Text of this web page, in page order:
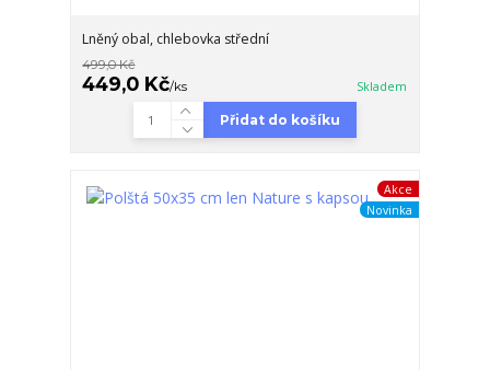
Lněný obal, chlebovka střední
499,0 Kč
449,0 Kč/ks Skladem
Přidat do košíku
Akce
Novinka